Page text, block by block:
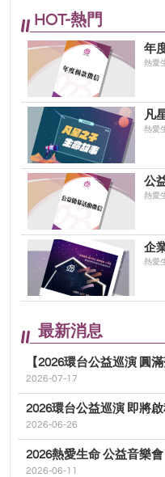
HOT-熱門
年
熱愛
凡
熱愛
公
熱愛
企
熱愛
最新消息
【2026環台公益巡演 圓滿
2026-07-17
2026環台公益巡演 即將
2026-06-26
2026熱愛生命 公益音樂會
2026-06-11